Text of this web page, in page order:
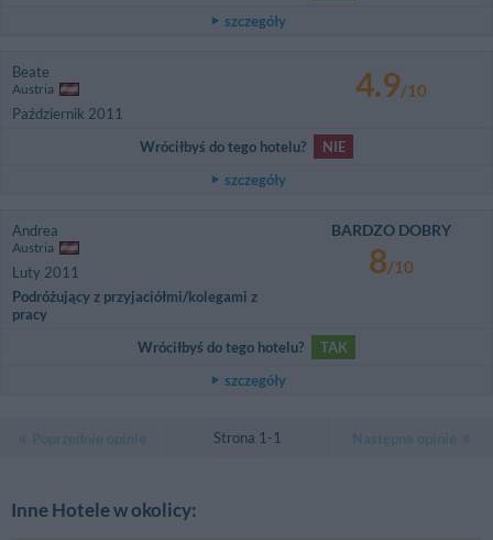
szczegóły
Beate
Austria
Październik 2011
4.9/10
Wróciłbyś do tego hotelu?
NIE
szczegóły
Andrea
Austria
Luty 2011
Podróżujący z przyjaciółmi/kolegami z
pracy
BARDZO DOBRY
8/10
Wróciłbyś do tego hotelu?
TAK
szczegóły
Strona 1-1
Inne Hotele w okolicy: